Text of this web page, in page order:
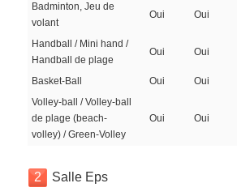
Badminton, Jeu de
volant
Oui Oui
Handball / Mini hand /
Handball de plage
Oui Oui
Basket-Ball Oui Oui
Volley-ball / Volley-ball
de plage (beach-
volley) / Green-Volley
Oui Oui
2 Salle Eps